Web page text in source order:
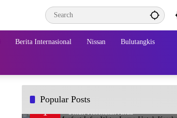
Berita Internasional Nissan Bulutangkis
Popular Posts
1
Beberapa Manfaat Infus Water Lemo
Untuk Kesehatan Anda